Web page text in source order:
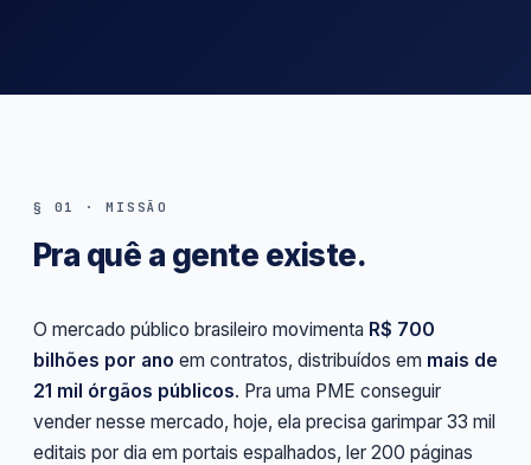
§ 01 · MISSÃO
Pra quê a gente existe.
O mercado público brasileiro movimenta R$ 700
bilhões por ano em contratos, distribuídos em mais de
21 mil órgãos públicos. Pra uma PME conseguir
vender nesse mercado, hoje, ela precisa garimpar 33 mil
editais por dia em portais espalhados, ler 200 páginas